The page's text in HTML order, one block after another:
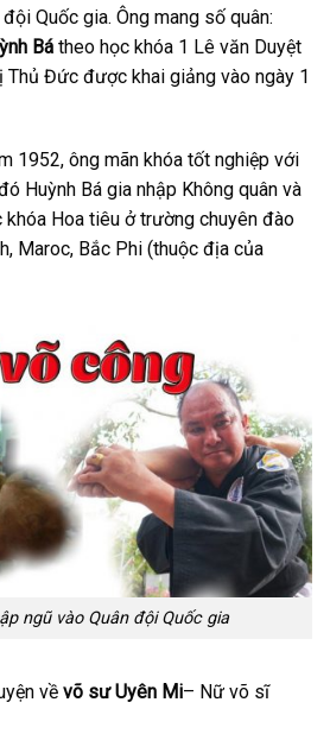
Quốc gia. Ông mang số quân:
Bá theo học khóa 1 Lê văn Duyệt
Thủ Đức được khai giảng vào ngày 1
1952, ông mãn khóa tốt nghiệp với
Huỳnh Bá gia nhập Không quân và
Hoa tiêu ở trường chuyên đào
Maroc, Bắc Phi (thuộc địa của
ngũ vào Quân đội Quốc gia
về võ sư Uyên Mi– Nữ võ sĩ